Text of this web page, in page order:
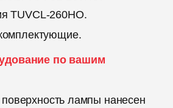
TUVCL-260HO.
по вашим
лампы нанесен